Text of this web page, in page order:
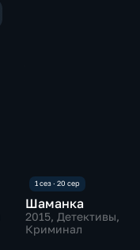
Шаманка
2015, Детективы,
Криминал